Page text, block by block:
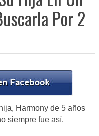
Por 2
Harmony de 5 años
siempre fue así.